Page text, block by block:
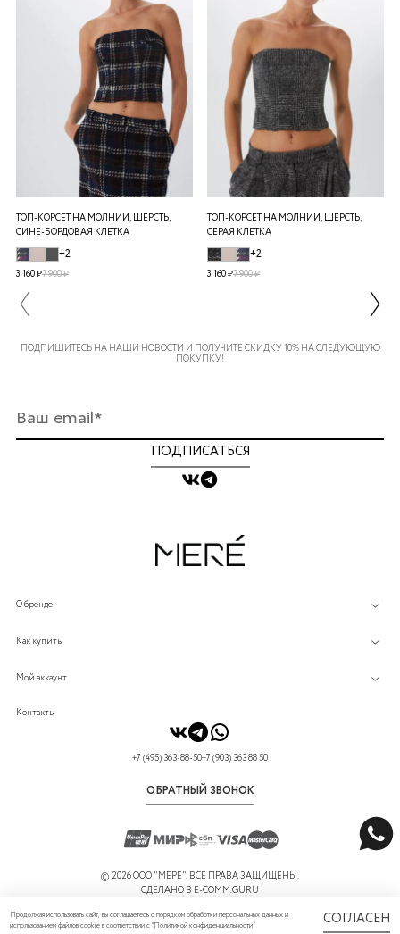
ТОП-КОРСЕТ НА МОЛНИИ, ШЕРСТЬ,
СИНЕ-БОРДОВАЯ КЛЕТКА
+2
3 160 ₽7 900 ₽
ТОП-КОРСЕТ НА МОЛНИИ, ШЕРСТЬ,
СЕРАЯ КЛЕТКА
+2
3 160 ₽7 900 ₽
ПОДПИШИТЕСЬ НА НАШИ НОВОСТИ И ПОЛУЧИТЕ СКИДКУ 10% НА СЛЕДУЮЩУЮ
ПОКУПКУ!
ПОДПИСАТЬСЯ
О бренде
Как купить
Мой аккаунт
Контакты
+7 (495) 363-88-50+7 (903) 363 88 50
ОБРАТНЫЙ ЗВОНОК
© 2026 ООО "МЕРЕ". ВСЕ ПРАВА ЗАЩИЩЕНЫ.
СДЕЛАНО В E-COMM.GURU
Продолжая использовать сайт, вы соглашаетесь с порядком обработки персональных данных и
использованием файлов cookie в соответствии с "Политикой конфиденциальности” СОГЛАСЕН